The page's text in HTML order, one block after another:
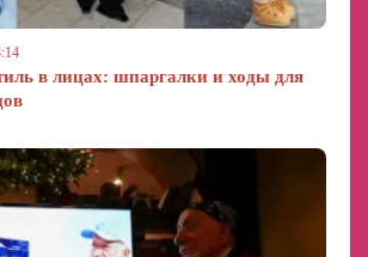
в лицах: шпаргалки и ходы для